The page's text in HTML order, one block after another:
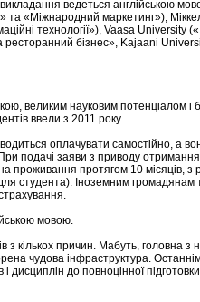
викладання ведеться англійською
«Міжнародний маркетинг»),
технології»), Vaasa University
бізнес», Kajaani
великим науковим потенціалом і
ввели з 2011 року.
оплачувати самостійно, а
подачі заяви з приводу
проживання протягом 10 місяців, з
студента). Іноземним громадянам
мовою.
з кількох причин. Мабуть, головна з
чудова інфраструктура.
і дисциплін до повноцінної